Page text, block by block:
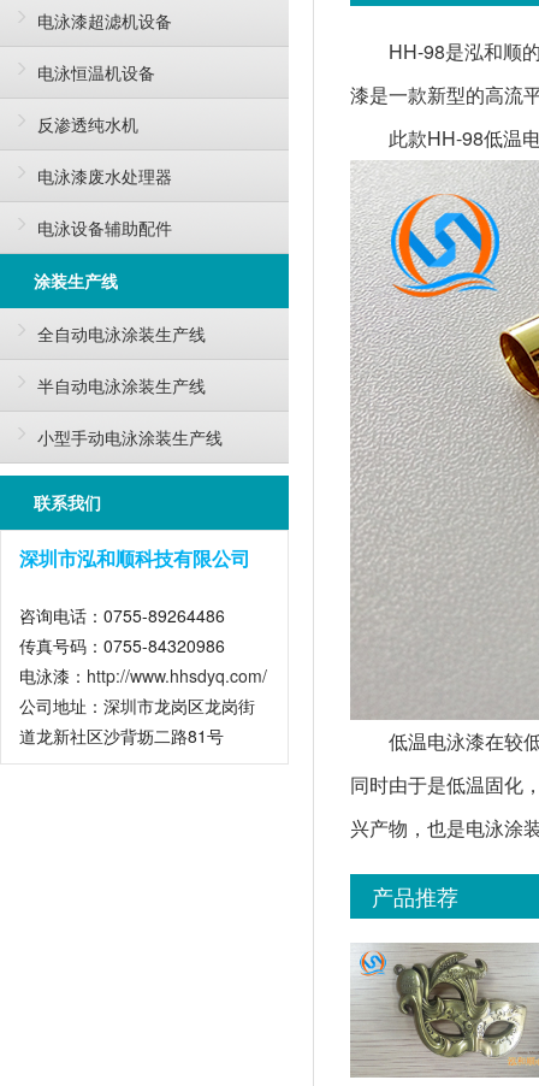
电泳漆超滤机设备
电泳恒温机设备
反渗透纯水机
电泳漆废水处理器
电泳设备辅助配件
涂装生产线
全自动电泳涂装生产线
半自动电泳涂装生产线
小型手动电泳涂装生产线
联系我们
深圳市泓和顺科技有限公司
咨询电话：0755-89264486
传真号码：0755-84320986
电泳漆： http://www.hhsdyq.com/
公司地址：深圳市龙岗区龙岗街
道龙新社区沙背坜二路81号
HH-98是泓和顺
漆是一款新型的高流
此款HH-98低温
低温电泳漆在较
同时由于是低温固化
兴产物，也是电泳涂
产品推荐